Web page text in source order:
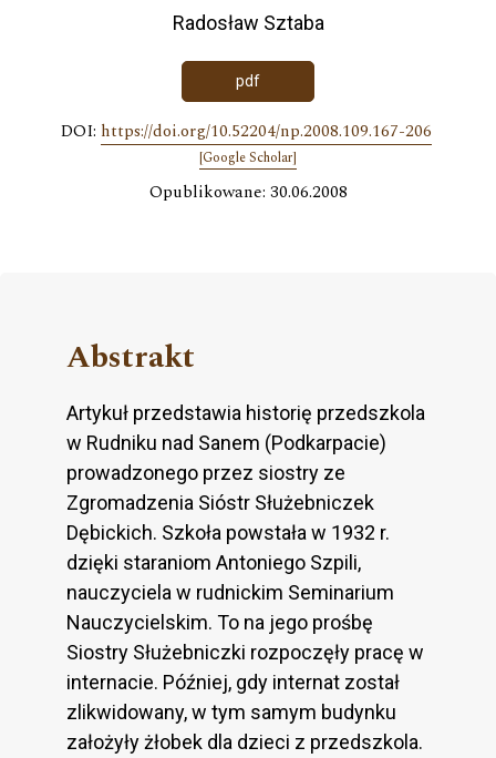
Radosław Sztaba
pdf
DOI: https://doi.org/10.52204/np.2008.109.167-206
[Google Scholar]
Opublikowane: 30.06.2008
Abstrakt
Artykuł przedstawia historię przedszkola
w Rudniku nad Sanem (Podkarpacie)
prowadzonego przez siostry ze
Zgromadzenia Sióstr Służebniczek
Dębickich. Szkoła powstała w 1932 r.
dzięki staraniom Antoniego Szpili,
nauczyciela w rudnickim Seminarium
Nauczycielskim. To na jego prośbę
Siostry Służebniczki rozpoczęły pracę w
internacie. Później, gdy internat został
zlikwidowany, w tym samym budynku
założyły żłobek dla dzieci z przedszkola.